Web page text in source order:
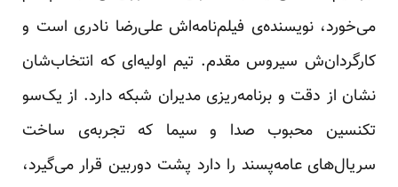
می‌خورد، نویسنده‌ی فیلم‌نامه‌اش علی‌رضا نادری است و
کارگردان‌ش سیروس مقدم. تیم اولیه‌ای که انتخاب‌شان
نشان از دقت و برنامه‌ریزی مدیران شبکه دارد. از یک‌سو
تکنسین محبوب صدا و سیما که تجربه‌ی ساخت
سریال‌های عامه‌پسند را دارد پشت دوربین قرار می‌گیرد،